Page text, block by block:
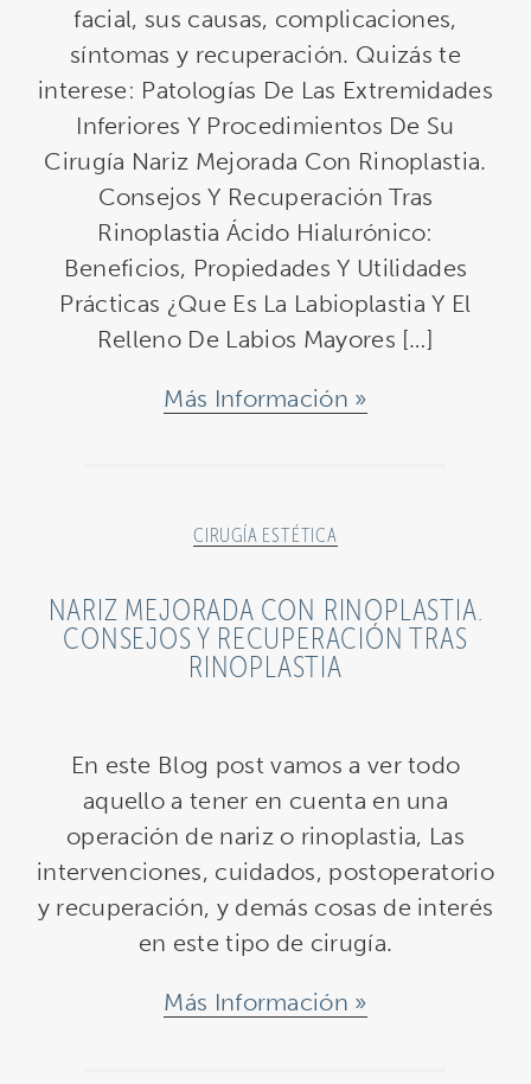
facial, sus causas, complicaciones,
síntomas y recuperación. Quizás te
interese: Patologías De Las Extremidades
Inferiores Y Procedimientos De Su
Cirugía Nariz Mejorada Con Rinoplastia.
Consejos Y Recuperación Tras
Rinoplastia Ácido Hialurónico:
Beneficios, Propiedades Y Utilidades
Prácticas ¿Que Es La Labioplastia Y El
Relleno De Labios Mayores […]
Más Información
CIRUGÍA ESTÉTICA
NARIZ MEJORADA CON RINOPLASTIA.
CONSEJOS Y RECUPERACIÓN TRAS
RINOPLASTIA
En este Blog post vamos a ver todo
aquello a tener en cuenta en una
operación de nariz o rinoplastia, Las
intervenciones, cuidados, postoperatorio
y recuperación, y demás cosas de interés
en este tipo de cirugía.
Más Información